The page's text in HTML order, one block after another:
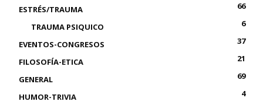
ESTRÉS/TRAUMA
66
TRAUMA PSIQUICO
6
EVENTOS-CONGRESOS
37
FILOSOFÍA-ETICA
21
GENERAL
69
HUMOR-TRIVIA
4